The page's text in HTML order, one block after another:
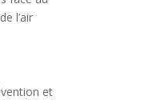
l’air
et